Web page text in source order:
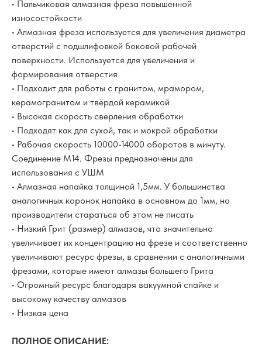
• Пальчиковая алмазная фреза повышенной
износостойкости
• Алмазная фреза используется для увеличения диаметра
отверстий с подшлифовкой боковой рабочей
поверхности. Используется для увеличения и
формирования отверстия
• Подходит для работы с гранитом, мрамором,
керамогранитом и твёрдой керамикой
• Высокая скорость сверления обработки
• Подходят как для сухой, так и мокрой обработки
• Рабочая скорость 10000-14000 оборотов в минуту.
Соединение М14. Фрезы предназначены для
использования с УШМ
• Алмазная напайка толщиной 1,5мм. У большинства
аналогичных коронок напайка в основном до 1мм, но
производители стараться об этом не писать
• Низкий Грит (размер) алмазов, что значительно
увеличивает их концентрацию на фрезе и соответственно
увеличивают ресурс фрезы, в сравнении с аналогичными
фрезами, которые имеют алмазы большего Грита
• Огромный ресурс благодаря вакуумной спайке и
высокому качеству алмазов
• Низкая цена
ПОЛНОЕ ОПИСАНИЕ: